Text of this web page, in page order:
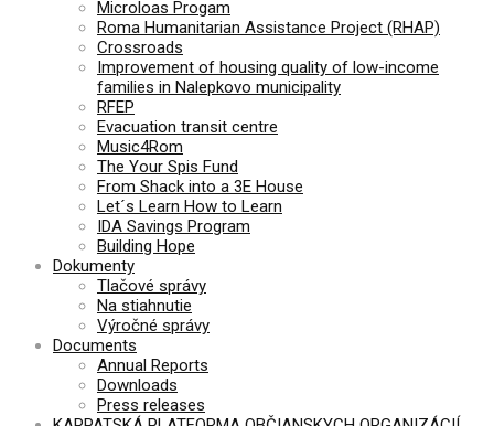
Microloas Progam
Roma Humanitarian Assistance Project (RHAP)
Crossroads
Improvement of housing quality of low-income
families in Nalepkovo municipality
RFEP
Evacuation transit centre
Music4Rom
The Your Spis Fund
From Shack into a 3E House
Let´s Learn How to Learn
IDA Savings Program
Building Hope
Dokumenty
Tlačové správy
Na stiahnutie
Výročné správy
Documents
Annual Reports
Downloads
Press releases